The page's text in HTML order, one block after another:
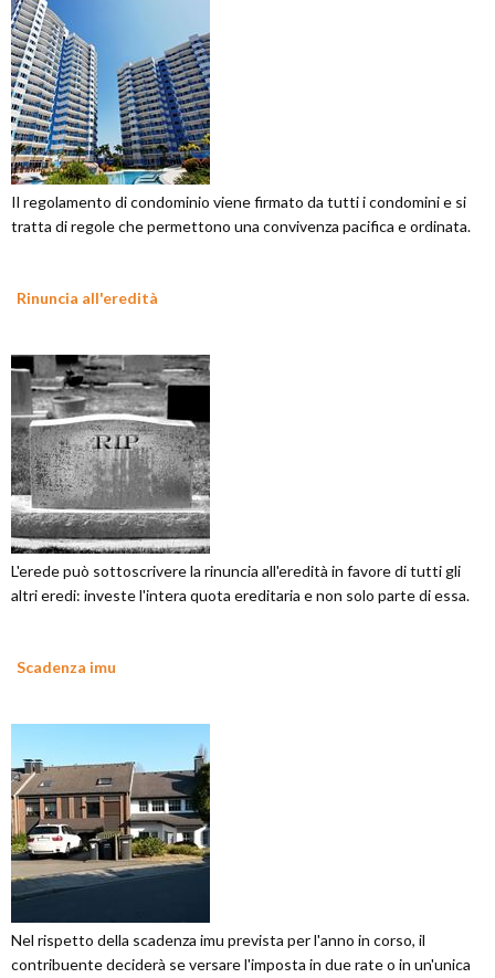
Il regolamento di condominio viene firmato da tutti i condomini e si
tratta di regole che permettono una convivenza pacifica e ordinata.
Rinuncia all'eredità
L'erede può sottoscrivere la rinuncia all'eredità in favore di tutti gli
altri eredi: investe l'intera quota ereditaria e non solo parte di essa.
Scadenza imu
Nel rispetto della scadenza imu prevista per l'anno in corso, il
contribuente deciderà se versare l'imposta in due rate o in un'unica